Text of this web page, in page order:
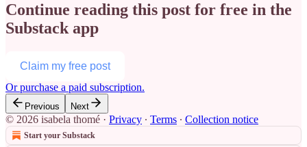
Continue reading this post for free in the
Substack app
Claim my free post
Or purchase a paid subscription.
Previous Next
© 2026 isabela thomé · Privacy ∙ Terms ∙ Collection notice
Start your Substack